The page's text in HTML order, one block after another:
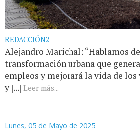
REDACCIÓN2
Alejandro Marichal: “Hablamos
transformación urbana que
empleos y mejorará la vida de los
y [...] Leer más...
Lunes, 05 de Mayo de 2025